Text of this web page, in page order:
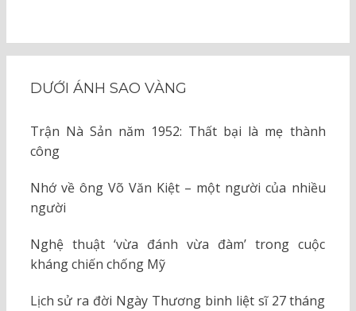
DƯỚI ÁNH SAO VÀNG
Trận Nà Sản năm 1952: Thất bại là mẹ thành
công
Nhớ về ông Võ Văn Kiệt – một người của nhiều
người
Nghệ thuật ‘vừa đánh vừa đàm’ trong cuộc
kháng chiến chống Mỹ
Lịch sử ra đời Ngày Thương binh liệt sĩ 27 tháng